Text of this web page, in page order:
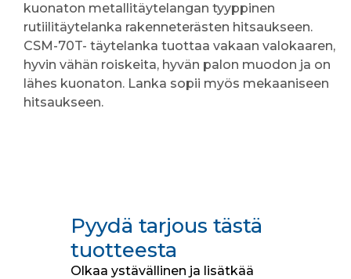
kuonaton metallitäytelangan tyyppinen
rutiilitäytelanka rakenneterästen hitsaukseen.
CSM-70T- täytelanka tuottaa vakaan valokaaren,
hyvin vähän roiskeita, hyvän palon muodon ja on
lähes kuonaton. Lanka sopii myös mekaaniseen
hitsaukseen.
Pyydä tarjous tästä
tuotteesta
Olkaa ystävällinen ja lisätkää